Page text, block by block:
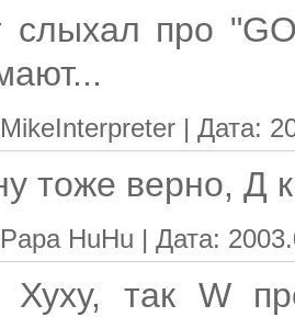
слыхал про
| Дата:
тоже верно, Д
HuHu | Дата:
так W